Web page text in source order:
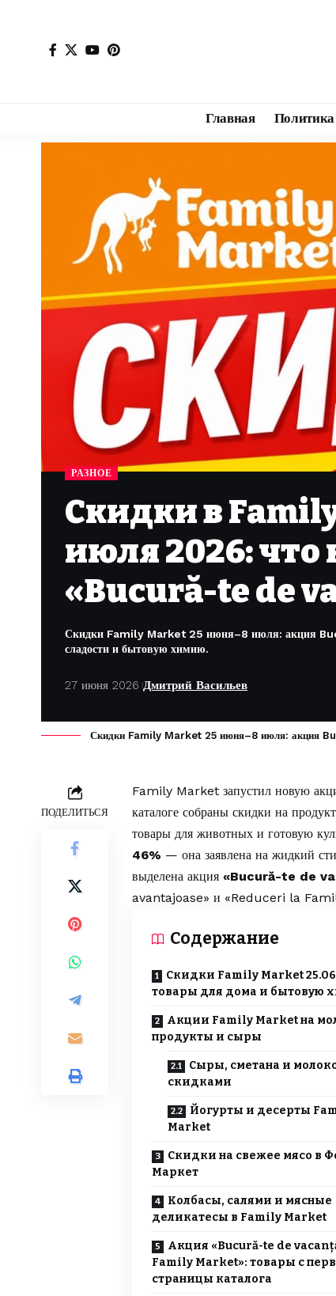
Главная Политика
РАЗНОЕ
Скидки в
июля 2026: что
«Bucură-te de
Скидки Family Market 25 июня–8 июля: акция
сладости и бытовую химию.
27 июня 2026 Дмитрий Васильев
Скидки Family Market 25 июня–8 июля: акция
ПОДЕЛИТЬСЯ
Family Market запустил новую
каталоге собраны скидки на
товары для животных и готовую
46% — она заявлена на жидкий
выделена акция «Bucură-te de
avantajoase» и «Reduceri la
Содержание
Скидки Family Market
товары для дома и бытовую
Акции Family Market на
продукты и сыры
Сыры, сметана и
скидками
Йогурты и десерты
Market
Скидки на свежее мясо в
Маркет
Колбасы, салями и мясные
деликатесы в Family Market
Акция «Bucură-te de
Family Market»: товары с
страницы каталога